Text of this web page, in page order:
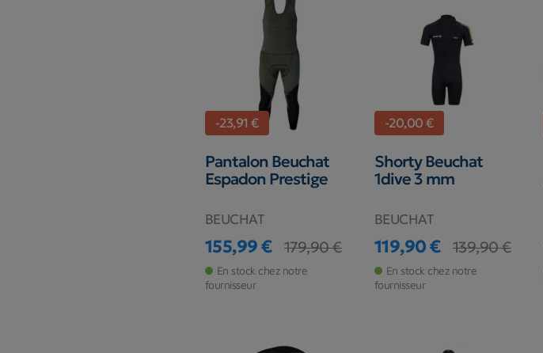
-23,91 €
Pantalon Beuchat
Espadon Prestige
BEUCHAT
Prix
155,99 €
Prix de base
179,90 €
En stock chez notre
fournisseur
-20,00 €
Shorty Beuchat
1dive 3 mm
BEUCHAT
Prix
119,90 €
Prix de base
139,90 €
En stock chez notre
fournisseur